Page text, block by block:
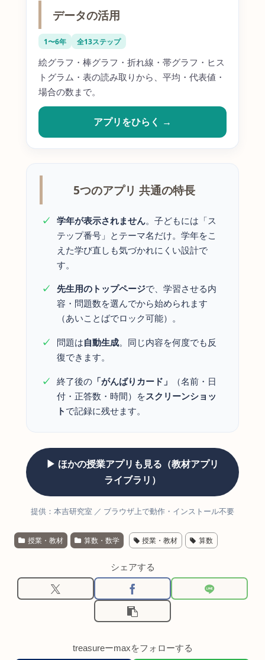
データの活用
1〜6年 全13ステップ
絵グラフ・棒グラフ・折れ線・帯グラフ・ヒス
トグラム・表の読み取りから、平均・代表値・
場合の数まで。
アプリをひらく →
5つのアプリ 共通の特長
学年が表示されません。子どもには「ス
テップ番号」とテーマ名だけ。学年をこ
えた学び直しも気づかれにくい設計で
す。
先生用のトップページで、学習させる内
容・問題数を選んでから始められます
（あいことばでロック可能）。
問題は自動生成。同じ内容を何度でも反
復できます。
終了後の「がんばりカード」
（名前・日
付・正答数・時間）をスクリーンショッ
ト で記録に残せます。
▶ ほかの授業アプリも見る（教材アプリ
ライブラリ）
提供：本吉研究室 ／ ブラウザ上で動作・インストール不要
授業・教材 算数・数学 授業・教材 算数
シェアする
treasureーmaxをフォローする